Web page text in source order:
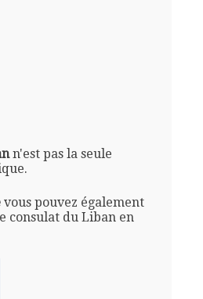
n'est pas la seule
vous pouvez également
consulat du Liban en